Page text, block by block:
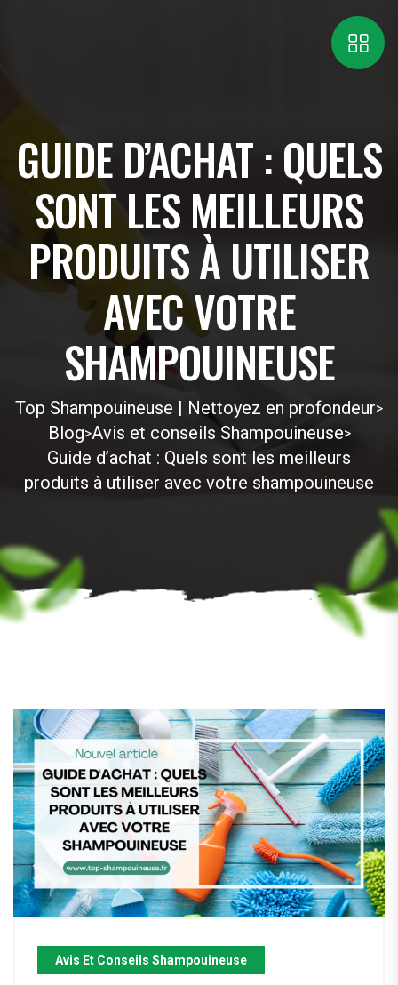
GUIDE D’ACHAT : QUELS
SONT LES MEILLEURS
PRODUITS À UTILISER
AVEC VOTRE
SHAMPOUINEUSE
Top Shampouineuse | Nettoyez en profondeur>
Blog>Avis et conseils Shampouineuse>
Guide d’achat : Quels sont les meilleurs
produits à utiliser avec votre shampouineuse
Avis Et Conseils Shampouineuse